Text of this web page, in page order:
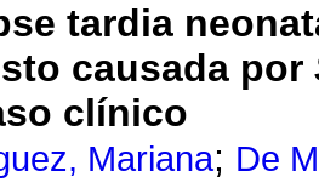
tardia
causada por
clínico
Mariana; De